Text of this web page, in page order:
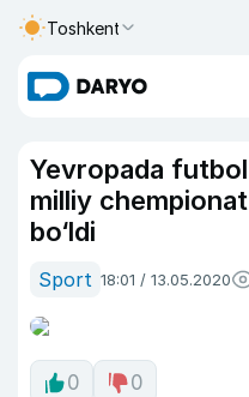
Toshkent
Yevropada
milliy
bo‘ldi
Sport 18:01 / 13.05.2020
0 0